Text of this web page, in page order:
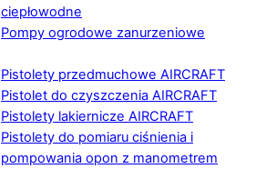
ciepłowodne
Pompy ogrodowe zanurzeniowe
Pistolety przedmuchowe AIRCRAFT
Pistolet do czyszczenia AIRCRAFT
Pistolety lakiernicze AIRCRAFT
Pistolety do pomiaru ciśnienia i
pompowania opon z manometrem